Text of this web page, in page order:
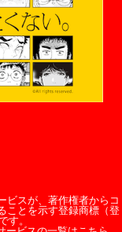
ビスが、著作権者からコ
ことを示す登録商標（登
す。